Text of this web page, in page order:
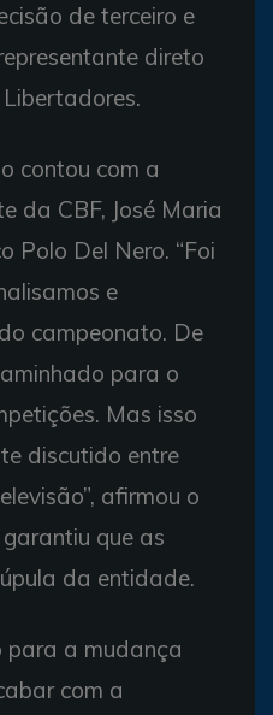
de terceiro e
direto
contou com a
da CBF, José Maria
Polo Del Nero. “Foi
e
campeonato. De
para o
Mas isso
discutido entre
afirmou o
que as
da entidade.
para a mudança
com a